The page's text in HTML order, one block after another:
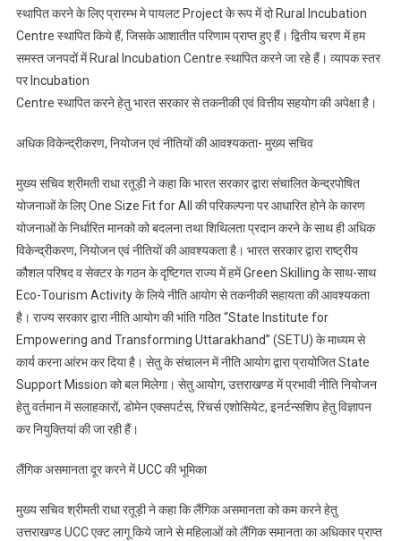
स्थापित करने के लिए प्रारम्भ मे पायलट Project के रूप में दो Rural Incubation
Centre स्थापित किये हैं, जिसके आशातीत परिणाम प्राप्त हुए हैं। द्वितीय चरण में हम
समस्त जनपदों में Rural Incubation Centre स्थापित करने जा रहे हैं। व्यापक स्तर
पर Incubation
Centre स्थापित करने हेतु भारत सरकार से तकनीकी एवं वित्तीय सहयोग की अपेक्षा है।
अधिक विकेन्द्रीकरण, नियोजन एवं नीतियों की आवश्यकता- मुख्य सचिव
मुख्य सचिव श्रीमती राधा रतूड़ी ने कहा कि भारत सरकार द्वारा संचालित केन्द्रपोषित
योजनाओं के लिए One Size Fit for All की परिकल्पना पर आधारित होने के कारण
योजनाओं के निर्धारित मानको को बदलना तथा शिथिलता प्रदान करने के साथ ही अधिक
विकेन्द्रीकरण, नियोजन एवं नीतियों की आवश्यकता है। भारत सरकार द्वारा राष्ट्रीय
कौशल परिषद व सेक्टर के गठन के दृष्टिगत राज्य में हमें Green Skilling के साथ-साथ
Eco-Tourism Activity के लिये नीति आयोग से तकनीकी सहायता की आवश्यकता
है। राज्य सरकार द्वारा नीति आयोग की भांति गठित “State Institute for
Empowering and Transforming Uttarakhand” (SETU) के माध्यम से
कार्य करना आंरभ कर दिया है। सेतु के संचालन में नीति आयोग द्वारा प्रायोजित State
Support Mission को बल मिलेगा। सेतु आयोग, उत्तराखण्ड में प्रभावी नीति नियोजन
हेतु वर्तमान में सलाहकारों, डोमेन एक्सपर्टस, रिचर्स एशोसियेट, इनर्टन्सशिप हेतु विज्ञापन
कर नियुक्तियां की जा रही हैं।
लैंगिक असमानता दूर करने में UCC की भूमिका
मुख्य सचिव श्रीमती राधा रतूड़ी ने कहा कि लैंगिक असमानता को कम करने हेतु
उत्तराखण्ड UCC एक्ट लागू किये जाने से महिलाओं को लैंगिक समानता का अधिकार प्राप्त